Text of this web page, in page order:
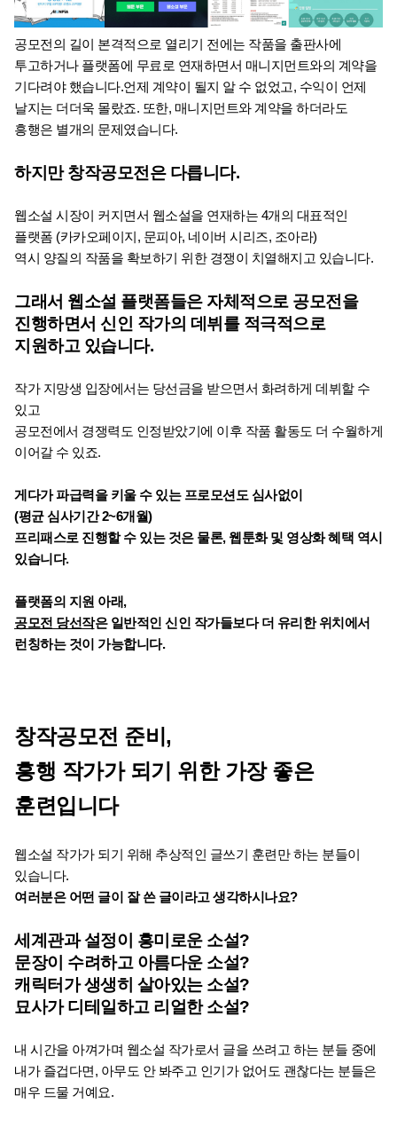
공모전의 길이 본격적으로 열리기 전에는 작품을 출판사에
투고하거나 플랫폼에 무료로 연재하면서 매니지먼트와의 계약을
기다려야 했습니다.언제 계약이 될지 알 수 없었고, 수익이 언제
날지는 더더욱 몰랐죠. 또한, 매니지먼트와 계약을 하더라도
흥행은 별개의 문제였습니다.
하지만 창작공모전은 다릅니다.
웹소설 시장이 커지면서 웹소설을 연재하는 4개의 대표적인
플랫폼 (카카오페이지, 문피아, 네이버 시리즈, 조아라)
역시 양질의 작품을 확보하기 위한 경쟁이 치열해지고 있습니다.
그래서 웹소설 플랫폼들은 자체적으로 공모전을
진행하면서 신인 작가의 데뷔를 적극적으로
지원하고 있습니다.
작가 지망생 입장에서는 당선금을 받으면서 화려하게 데뷔할 수
있고
공모전에서 경쟁력도 인정받았기에 이후 작품 활동도 더 수월하게
이어갈 수 있죠.
게다가 파급력을 키울 수 있는 프로모션도 심사없이
(평균 심사기간 2~6개월)
프리패스로 진행할 수 있는 것은 물론, 웹툰화 및 영상화 혜택 역시
있습니다.
플랫폼의 지원 아래,
공모전 당선작은 일반적인 신인 작가들보다 더 유리한 위치에서
런칭하는 것이 가능합니다.
창작공모전 준비,
흥행 작가가 되기 위한 가장 좋은
훈련입니다
웹소설 작가가 되기 위해 추상적인 글쓰기 훈련만 하는 분들이
있습니다.
여러분은 어떤 글이 잘 쓴 글이라고 생각하시나요?
세계관과 설정이 흥미로운 소설?
문장이 수려하고 아름다운 소설?
캐릭터가 생생히 살아있는 소설?
묘사가 디테일하고 리얼한 소설?
내 시간을 아껴가며 웹소설 작가로서 글을 쓰려고 하는 분들 중에
내가 즐겁다면, 아무도 안 봐주고 인기가 없어도 괜찮다는 분들은
매우 드물 거예요.